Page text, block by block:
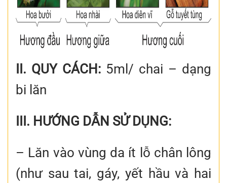
II. QUY CÁCH: 5ml/ chai – dạng
bi lăn
III. HƯỚNG DẪN SỬ DỤNG:
– Lăn vào vùng da ít lỗ chân lông
(như sau tai, gáy, yết hầu và hai